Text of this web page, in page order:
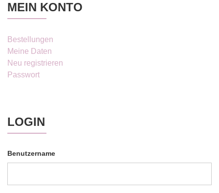
MEIN KONTO
Bestellungen
Meine Daten
Neu registrieren
Passwort
LOGIN
Benutzername